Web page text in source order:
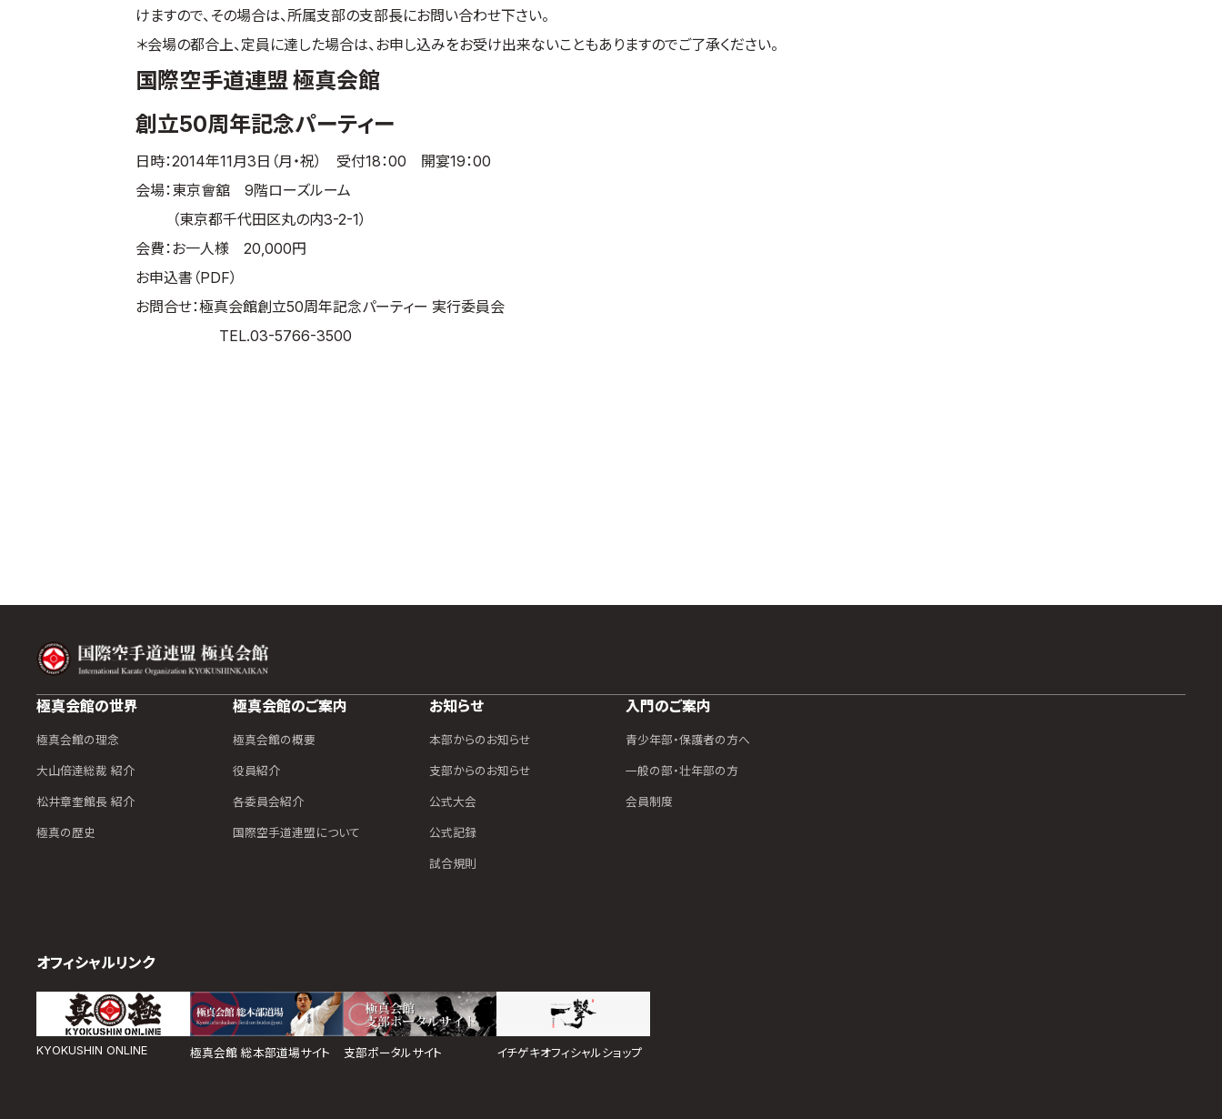
けますので、その場合は、所属支部の支部長にお問い合わせ下さい。
＊会場の都合上、定員に達した場合は、お申し込みをお受け出来ないこともありますのでご了承ください。
国際空手道連盟 極真会館
創立50周年記念パーティー
日時：2014年11月3日（月・祝） 受付18：00 開宴19：00
会場：東京會舘 9階ローズルーム
（東京都千代田区丸の内3-2-1）
会費：お一人様 20,000円
お申込書（PDF）
お問合せ：極真会館創立50周年記念パーティー 実行委員会
TEL.03-5766-3500
極真会館の世界
極真会館の理念
大山倍達総裁 紹介
松井章奎館長 紹介
極真の歴史
極真会館のご案内
極真会館の概要
役員紹介
各委員会紹介
国際空手道連盟について
お知らせ
本部からのお知らせ
支部からのお知らせ
公式大会
公式記録
試合規則
入門のご案内
青少年部・保護者の方へ
一般の部・壮年部の方
会員制度
オフィシャルリンク
KYOKUSHIN ONLINE 極真会館 総本部道場サイト 支部ポータルサイト イチゲキオフィシャルショップ